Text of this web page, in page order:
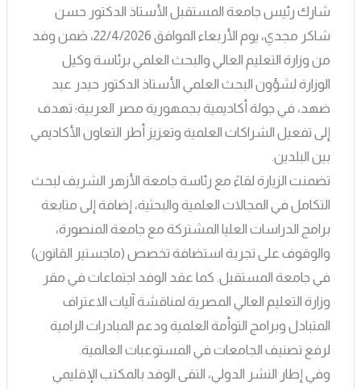
شارك رئيس جامعة المستقبل الأستاذ الدكتور حسن
شاكر مجدي، يوم الأربعاء الموافق 22/4/2026، ضمن وفد
من وزارة التعليم العالي والبحث العلمي برئاسة وكيل
الوزارة لشؤون البحث العلمي الأستاذ الدكتور حيدر عبد
ضهد، في جولة أكاديمية بجمهورية مصر العربية؛ تهدف
إلى تفعيل الشراكات العلمية وتعزيز أطر التعاون الأكاديمي
بين البلدين.
​تضمنت الزيارة لقاءً مع رئاسة جامعة الأزهر الشريف لبحث
التكامل في المجالات العلمية والبحثية، إضافة إلى متابعة
برامج الدراسات العليا المشتركة مع جامعة المنصورة،
والوقوف على تجربة استضافة تخصص (ماجستير القانون)
في جامعة المستقبل. كما عقد الوفد اجتماعات في مقر
وزارة التعليم العالي المصرية لمناقشة آليات الاعتراف
المتبادل وبرامج التوأمة العلمية ودعم المبادرات الرامية
لرفع تصنيف الجامعات في المستوعبات العالمية.
​وفي إطار النشر الدولي، التقى الوفد بالمكتب الإقليمي